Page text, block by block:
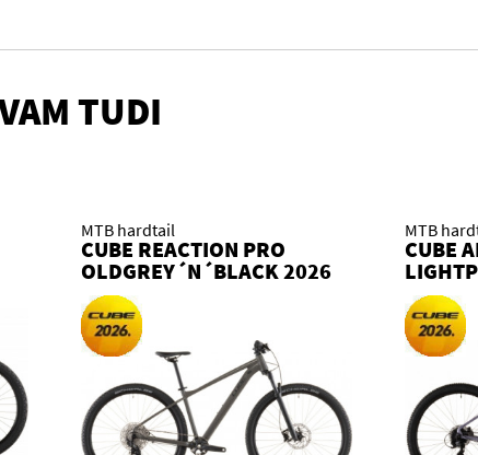
TUDI
MTB hardtail
CUBE REACTION PRO
OLDGREY´N´BLACK 2026
KOLO
MTB
CUBE
2026